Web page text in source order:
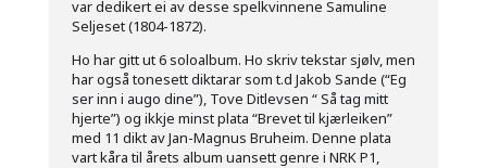
var dedikert ei av desse spelkvinnene Samuline
Seljeset (1804-1872).
Ho har gitt ut 6 soloalbum. Ho skriv tekstar sjølv, men
har også tonesett diktarar som t.d Jakob Sande (“Eg
ser inn i augo dine”), Tove Ditlevsen “ Så tag mitt
hjerte”) og ikkje minst plata “Brevet til kjærleiken”
med 11 dikt av Jan-Magnus Bruheim. Denne plata
vart kåra til årets album uansett genre i NRK P1,